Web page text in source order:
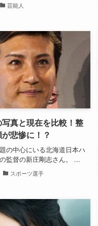
芸能人
真と現在を比較！整
悲惨に！？
の中心にいる北海道日本ハ
監督の新庄剛志さん。 ...
スポーツ選手